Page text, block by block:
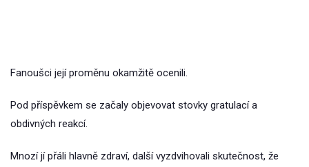
Fanoušci její proměnu okamžitě ocenili.
Pod příspěvkem se začaly objevovat stovky gratulací a
obdivných reakcí.
Mnozí jí přáli hlavně zdraví, další vyzdvihovali skutečnost, že